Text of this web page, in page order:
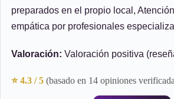
preparados en el propio local,
empática por profesionales
Valoración: Valoración positiva
⭐ 4.3 / 5 (basado en 14 opiniones